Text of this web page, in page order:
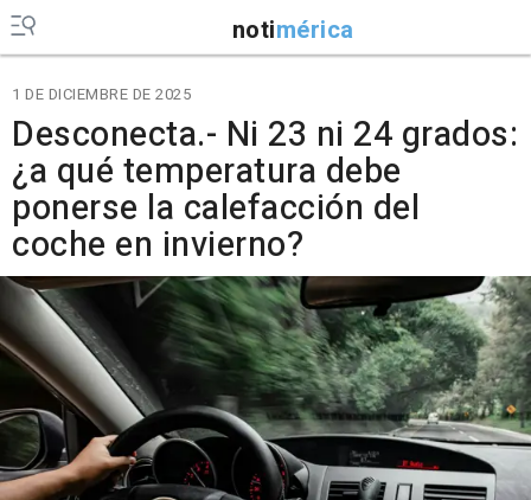
notimérica
1 DE DICIEMBRE DE 2025
Desconecta.- Ni 23 ni 24 grados:
¿a qué temperatura debe
ponerse la calefacción del
coche en invierno?